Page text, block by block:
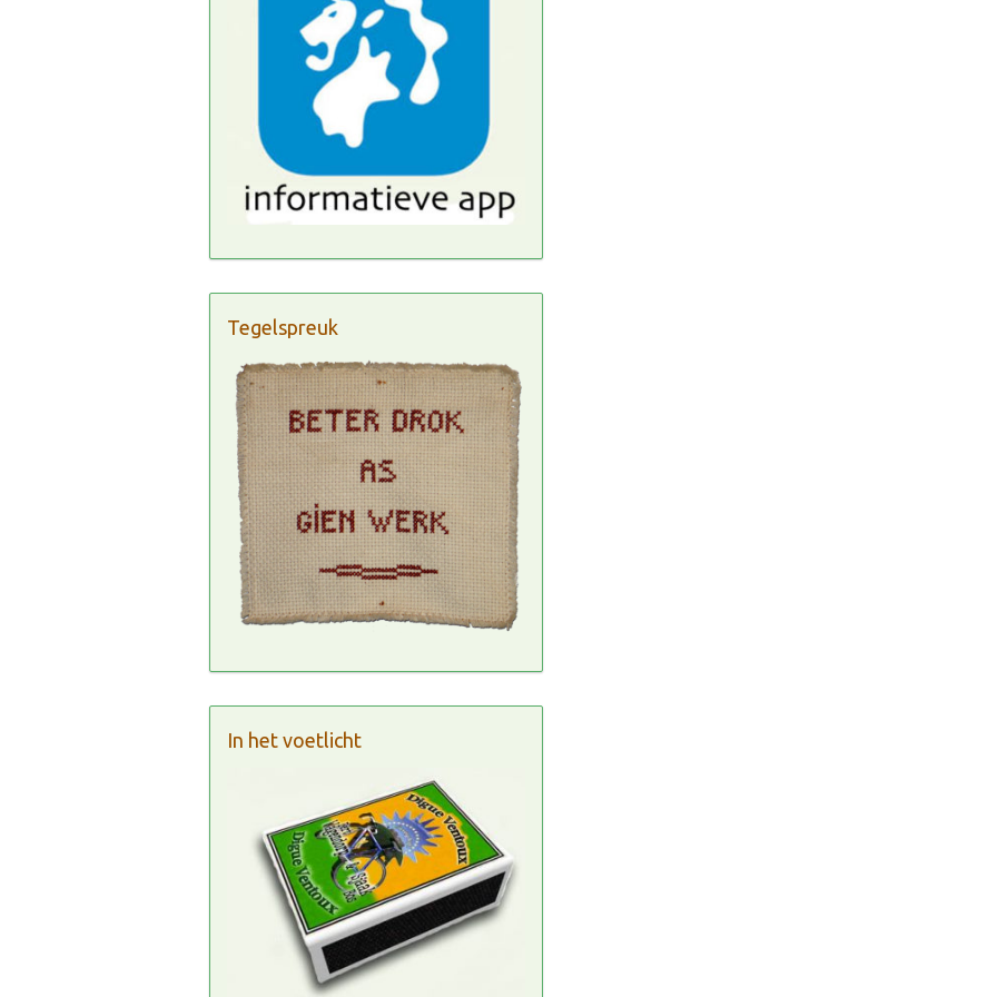
Tegelspreuk
In het voetlicht